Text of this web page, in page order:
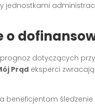
jednostkami
o
dotyczących
Prąd eksperci
śledzenie